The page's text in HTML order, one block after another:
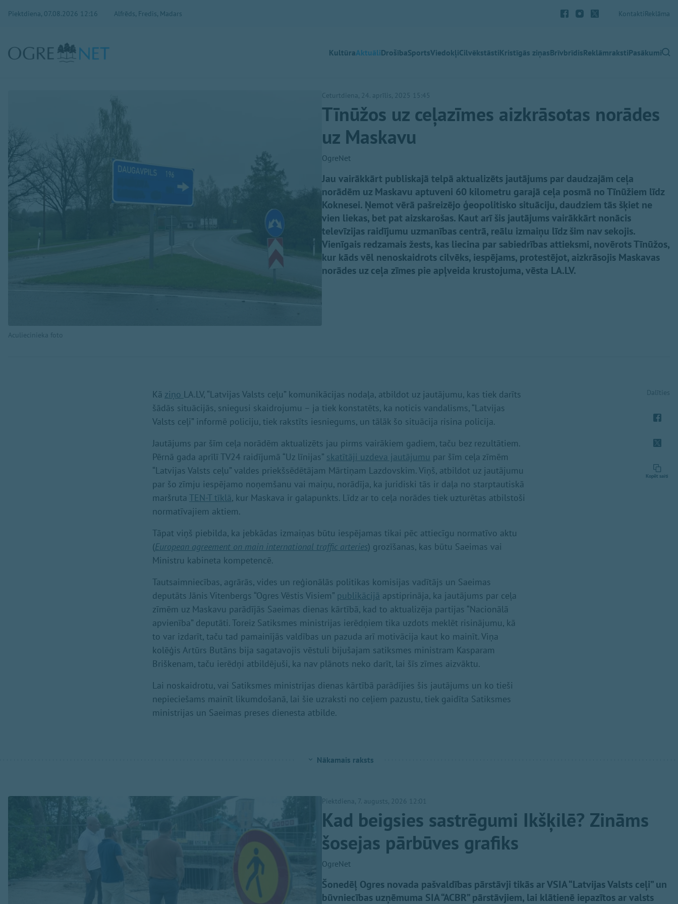
Piektdiena, 07.08.2026 12:16 Alfrēds, Fredis, Madars KontaktiReklāma
KultūraAktuāliDrošībaSportsViedokļiCilvēkstāstiKristīgās ziņasBrīvbrīdisReklāmrakstiPasākumi
Aculiecinieka foto
Ceturtdiena, 24. aprīlis, 2025 15:45
Tīnūžos uz ceļazīmes aizkrāsotas norādes
uz Maskavu
OgreNet
Jau vairākkārt publiskajā telpā aktualizēts jautājums par daudzajām ceļa
norādēm uz Maskavu aptuveni 60 kilometru garajā ceļa posmā no Tīnūžiem līdz
Koknesei. Ņemot vērā pašreizējo ģeopolitisko situāciju, daudziem tās šķiet ne
vien liekas, bet pat aizskarošas. Kaut arī šis jautājums vairākkārt nonācis
televīzijas raidījumu uzmanības centrā, reālu izmaiņu līdz šim nav sekojis.
Vienīgais redzamais žests, kas liecina par sabiedrības attieksmi, novērots Tīnūžos,
kur kāds vēl nenoskaidrots cilvēks, iespējams, protestējot, aizkrāsojis Maskavas
norādes uz ceļa zīmes pie apļveida krustojuma, vēsta LA.LV.
Kā ziņo LA.LV, “Latvijas Valsts ceļu” komunikācijas nodaļa, atbildot uz jautājumu, kas tiek darīts
šādās situācijās, sniegusi skaidrojumu – ja tiek konstatēts, ka noticis vandalisms, “Latvijas
Valsts ceļi” informē policiju, tiek rakstīts iesniegums, un tālāk šo situācija risina policija.
Jautājums par šīm ceļa norādēm aktualizēts jau pirms vairākiem gadiem, taču bez rezultātiem.
Pērnā gada aprīlī TV24 raidījumā “Uz līnijas” skatītāji uzdeva jautājumu par šīm ceļa zīmēm
“Latvijas Valsts ceļu” valdes priekšsēdētājam Mārtiņam Lazdovskim. Viņš, atbildot uz jautājumu
par šo zīmju iespējamo noņemšanu vai maiņu, norādīja, ka juridiski tās ir daļa no starptautiskā
maršruta TEN-T tīklā, kur Maskava ir galapunkts. Līdz ar to ceļa norādes tiek uzturētas atbilstoši
normatīvajiem aktiem.
Tāpat viņš piebilda, ka jebkādas izmaiņas būtu iespējamas tikai pēc attiecīgu normatīvo aktu
(European agreement on main international traffic arteries) grozīšanas, kas būtu Saeimas vai
Ministru kabineta kompetencē.
Tautsaimniecības, agrārās, vides un reģionālās politikas komisijas vadītājs un Saeimas
deputāts Jānis Vitenbergs “Ogres Vēstis Visiem” publikācijā apstiprināja, ka jautājums par ceļa
zīmēm uz Maskavu parādījās Saeimas dienas kārtībā, kad to aktualizēja partijas “Nacionālā
apvienība” deputāti. Toreiz Satiksmes ministrijas ierēdņiem tika uzdots meklēt risinājumu, kā
to var izdarīt, taču tad pamainījās valdības un pazuda arī motivācija kaut ko mainīt. Viņa
kolēģis Artūrs Butāns bija sagatavojis vēstuli bijušajam satiksmes ministram Kasparam
Briškenam, taču ierēdņi atbildējuši, ka nav plānots neko darīt, lai šīs zīmes aizvāktu.
Lai noskaidrotu, vai Satiksmes ministrijas dienas kārtībā parādījies šis jautājums un ko tieši
nepieciešams mainīt likumdošanā, lai šie uzraksti no ceļiem pazustu, tiek gaidīta Satiksmes
ministrijas un Saeimas preses dienesta atbilde.
Dalīties
Kopēt saiti
Nākamais raksts
Piektdiena, 7. augusts, 2026 12:01
Kad beigsies sastrēgumi Ikšķilē? Zināms
šosejas pārbūves grafiks
OgreNet
Šonedēļ Ogres novada pašvaldības pārstāvji tikās ar VSIA “Latvijas Valsts ceļi” un
būvniecības uzņēmuma SIA “ACBR” pārstāvjiem, lai klātienē iepazītos ar valsts